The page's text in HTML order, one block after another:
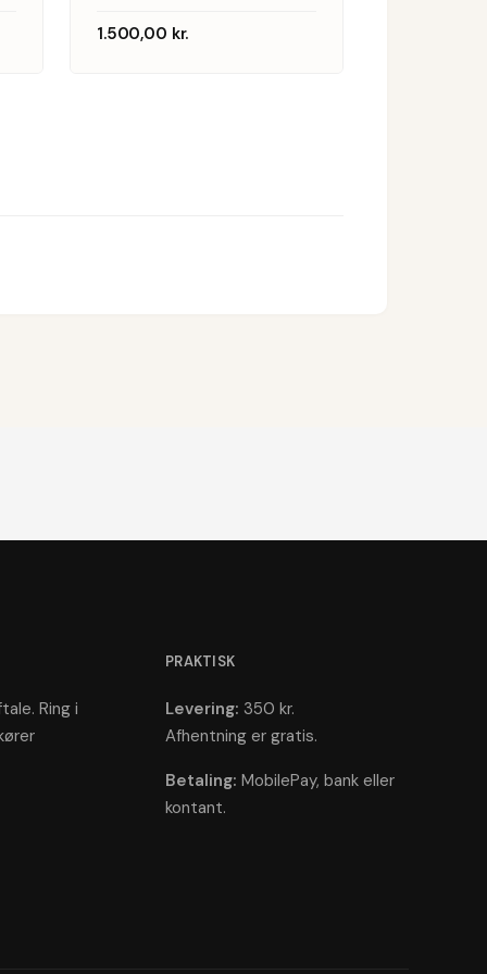
1940-50
1.500,00 kr.
Ring i
PRAKTISK
Levering: 350 kr.
Afhentning er gratis.
Betaling: MobilePay, bank eller
kontant.